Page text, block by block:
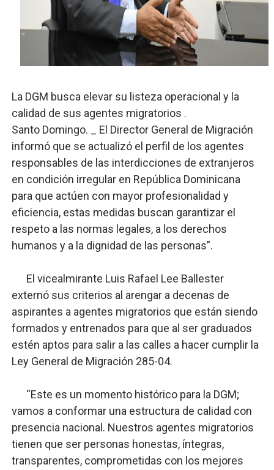
Operativo interagencial frena delitos ambientales y
-Propeep y Gestión Presidencial encabezan entrega
MICM y CECCOM retienen 213,355 galones de
Bienes Nacionales recauda más de RD 57 millones en
La DGM busca elevar su listeza operacional y la
calidad de sus agentes migratorios .
Santo Domingo. _ El Director General de Migración
informó que se actualizó el perfil de los agentes
responsables de las interdicciones de extranjeros
en condición irregular en República Dominicana
para que actúen con mayor profesionalidad y
eficiencia, estas medidas buscan garantizar el
respeto a las normas legales, a los derechos
humanos y a la dignidad de las personas”.
El vicealmirante Luis Rafael Lee Ballester
externó sus criterios al arengar a decenas de
aspirantes a agentes migratorios que están siendo
formados y entrenados para que al ser graduados
estén aptos para salir a las calles a hacer cumplir la
Ley General de Migración 285-04.
“Este es un momento histórico para la DGM;
vamos a conformar una estructura de calidad con
presencia nacional. Nuestros agentes migratorios
tienen que ser personas honestas, íntegras,
transparentes, comprometidas con los mejores